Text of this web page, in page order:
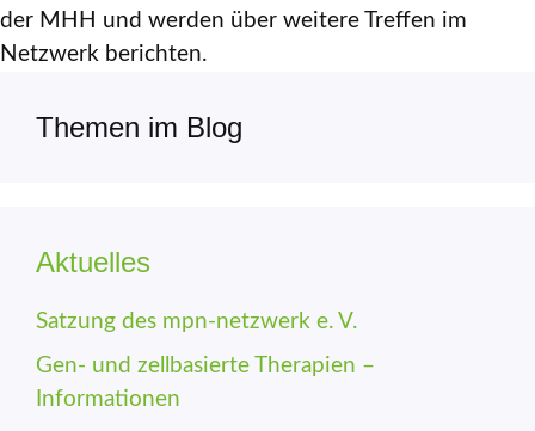
der MHH und werden über weitere Treffen im
Netzwerk berichten.
Themen im Blog
Aktuelles
Satzung des mpn-netzwerk e. V.
Gen- und zellbasierte Therapien –
Informationen